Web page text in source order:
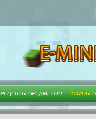
РЕЦЕПТЫ ПРЕДМЕТОВ СКИНЫ